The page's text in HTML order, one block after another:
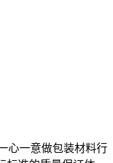
心一意做包装材料行